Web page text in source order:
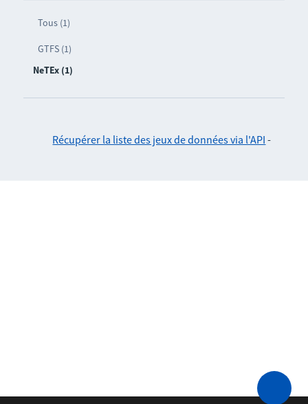
Tous (1)
GTFS (1)
NeTEx (1)
Récupérer la liste des jeux de données via l'API -